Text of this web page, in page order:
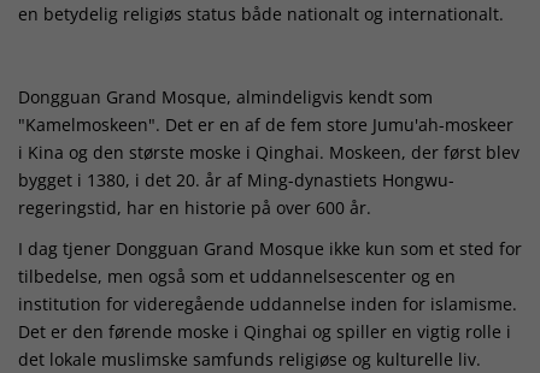
en betydelig religiøs status både nationalt og internationalt.
Dongguan Grand Mosque, almindeligvis kendt som
"Kamelmoskeen". Det er en af ​​de fem store Jumu'ah-moskeer
i Kina og den største moske i Qinghai. Moskeen, der først blev
bygget i 1380, i det 20. år af Ming-dynastiets Hongwu-
regeringstid, har en historie på over 600 år.
I dag tjener Dongguan Grand Mosque ikke kun som et sted for
tilbedelse, men også som et uddannelsescenter og en
institution for videregående uddannelse inden for islamisme.
Det er den førende moske i Qinghai og spiller en vigtig rolle i
det lokale muslimske samfunds religiøse og kulturelle liv.